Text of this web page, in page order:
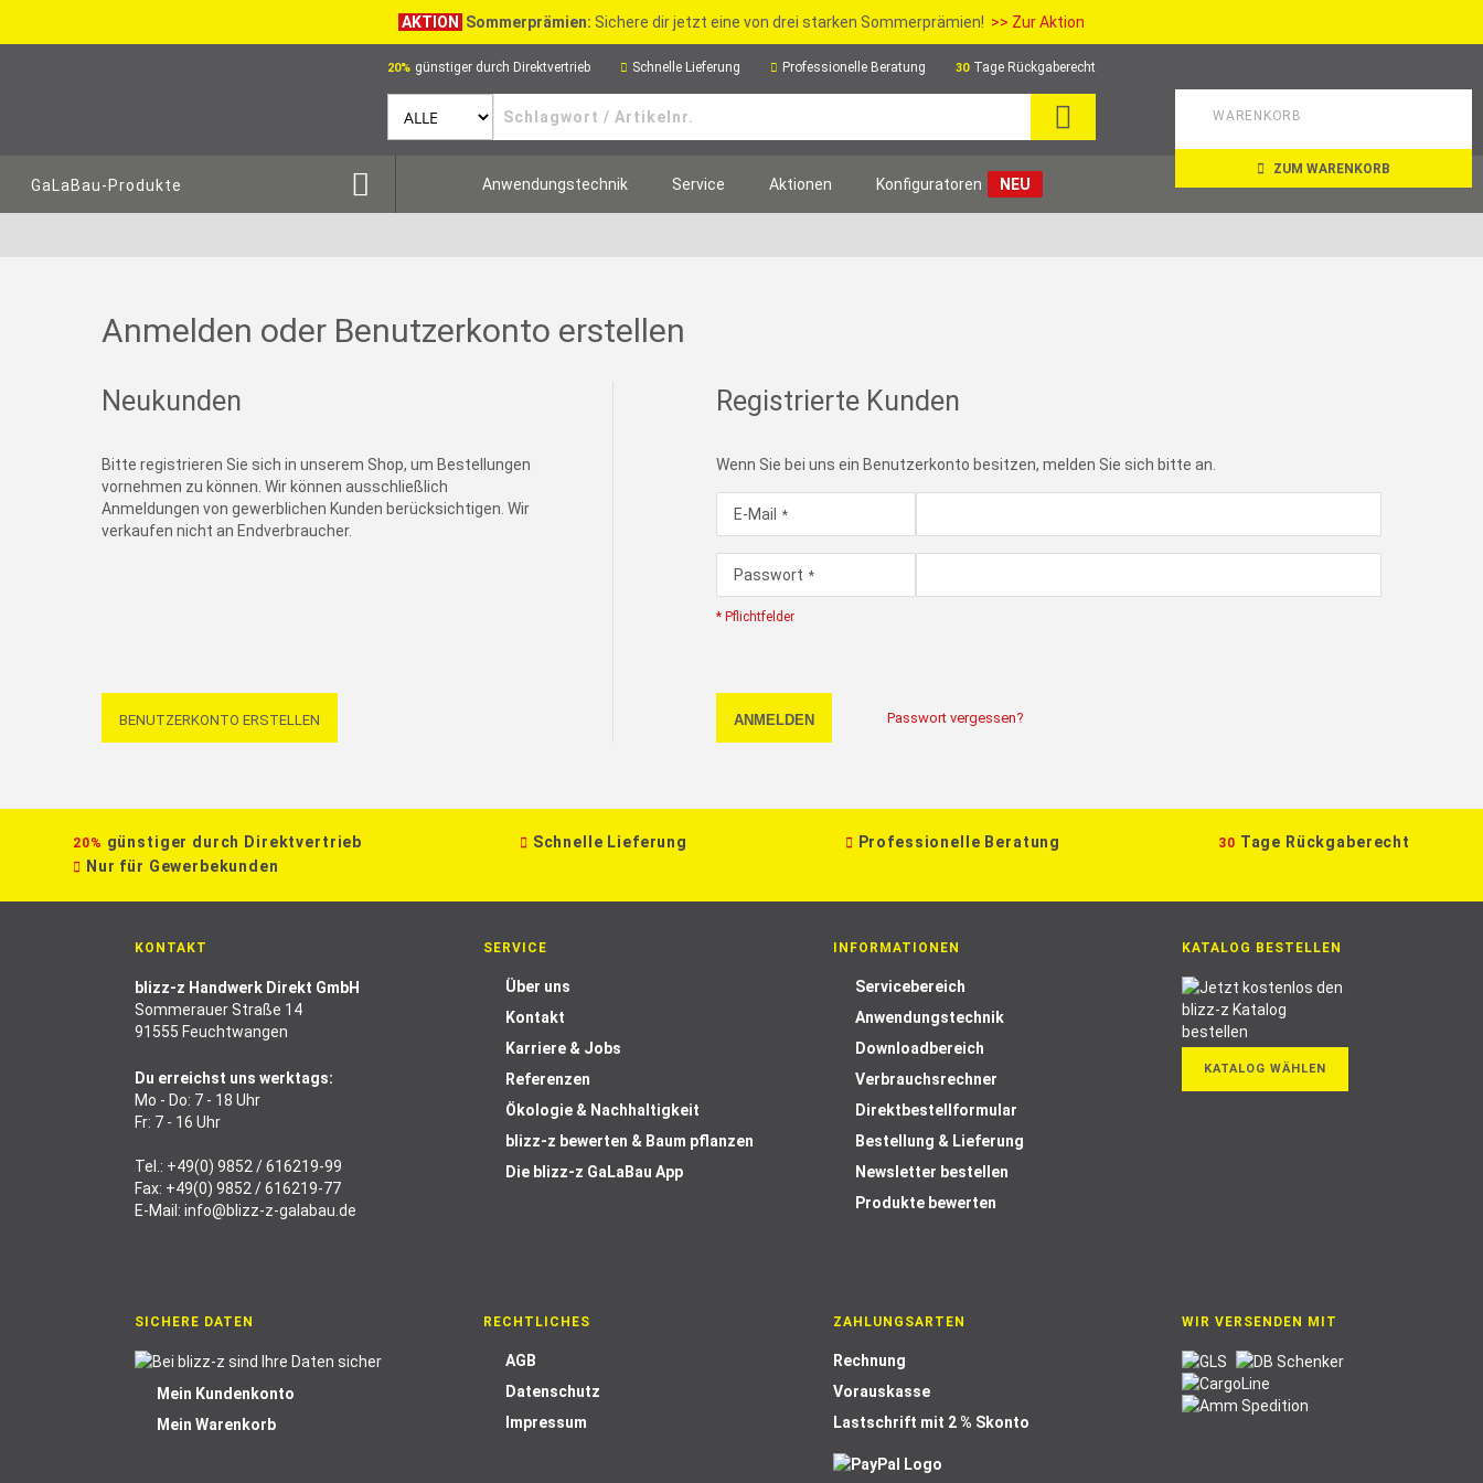
AKTION Sommerprämien: Sichere dir jetzt eine von drei starken Sommerprämien! >> Zur Aktion
20% günstiger durch Direktvertrieb Schnelle Lieferung Professionelle Beratung 30 Tage Rückgaberecht
WARENKORB
ZUM WARENKORB
GaLaBau-Produkte Anwendungstechnik Service Aktionen Konfiguratoren NEU
Anmelden oder Benutzerkonto erstellen
Registrierte Kunden
Wenn Sie bei uns ein Benutzerkonto besitzen, melden Sie sich bitte an.
E-Mail
Passwort
* Pflichtfelder
ANMELDEN Passwort vergessen?
Neukunden
Bitte registrieren Sie sich in unserem Shop, um Bestellungen
vornehmen zu können. Wir können ausschließlich
Anmeldungen von gewerblichen Kunden berücksichtigen. Wir
verkaufen nicht an Endverbraucher.
BENUTZERKONTO ERSTELLEN
20% günstiger durch Direktvertrieb Schnelle Lieferung Professionelle Beratung 30 Tage Rückgaberecht
Nur für Gewerbekunden
KONTAKT
blizz-z Handwerk Direkt GmbH
Sommerauer Straße 14
91555 Feuchtwangen
Du erreichst uns werktags:
Mo - Do: 7 - 18 Uhr
Fr: 7 - 16 Uhr
Tel.: +49(0) 9852 / 616219-99
Fax: +49(0) 9852 / 616219-77
E-Mail: info@blizz-z-galabau.de
SERVICE
Über uns
Kontakt
Karriere & Jobs
Referenzen
Ökologie & Nachhaltigkeit
blizz-z bewerten & Baum pflanzen
Die blizz-z GaLaBau App
INFORMATIONEN
Servicebereich
Anwendungstechnik
Downloadbereich
Verbrauchsrechner
Direktbestellformular
Bestellung & Lieferung
Newsletter bestellen
Produkte bewerten
KATALOG BESTELLEN
KATALOG WÄHLEN
SICHERE DATEN
Mein Kundenkonto
Mein Warenkorb
RECHTLICHES
AGB
Datenschutz
Impressum
ZAHLUNGSARTEN
Rechnung
Vorauskasse
Lastschrift mit 2 % Skonto
WIR VERSENDEN MIT